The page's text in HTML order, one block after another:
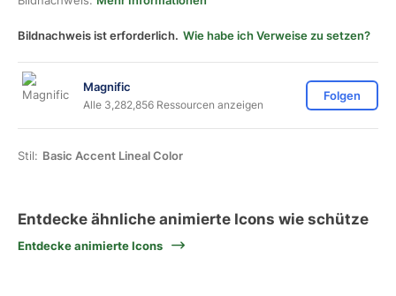
Bildnachweis ist erforderlich. Wie habe ich Verweise zu setzen?
Magnific
Alle 3,282,856 Ressourcen anzeigen
Folgen
Stil: Basic Accent Lineal Color
Entdecke ähnliche animierte Icons wie schütze
Entdecke animierte Icons